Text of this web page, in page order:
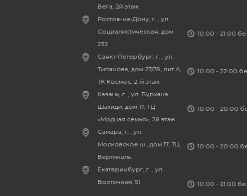
Вега, 2й этаж
Ростов-на-Дону, г. , ул.
Социалистическая, дом
232
Санкт-Петербург, г. , ул.
Типанова, дом 27/39, лит.А,
ТК Космос, 2-й этаж
Казань, г. , ул. Бурхана
Шахиди, дом 17, ТЦ
«Модная семья», 2й этаж
Самара, г. , ул.
Московское ш., дом 17, ТЦ
Вертикаль
Екатеринбург, г. , ул.
Восточная, 51
10:00 - 21:00
10:00 - 22:00
10:00 - 20:00
10:00 - 20:00
10:00 - 21:00